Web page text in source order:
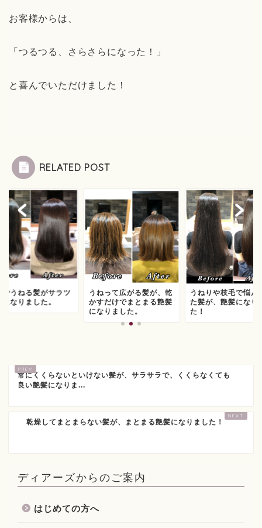
お客様からは、
「つるつる、さらさらになった！」
と喜んでいただけました！
RELATED POST
でうねる髪がサラツ
になりました。
うねって広がる髪が、乾
かすだけでまとまる艶髪
になりました。
うねりや枝毛で悩ん
た髪が、艶髪になり
た！
常にくくらないといけない髪が、サラサラで、くくらなくても
良い艶髪になりま...
乾燥してまとまらない髪が、まとまる艶髪になりました！
ディアーズからのご案内
はじめての方へ